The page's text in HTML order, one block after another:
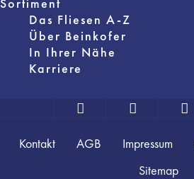
Das Fliesen A-Z
Über Beinkofer
In Ihrer Nähe
Karriere
Kontakt AGB Impressum
Sitemap